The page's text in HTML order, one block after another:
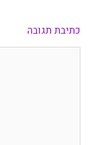
כתיבת תגובה